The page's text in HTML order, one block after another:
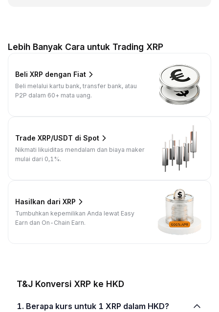
Lebih Banyak Cara untuk Trading XRP
Beli XRP dengan Fiat
Beli melalui kartu bank, transfer bank, atau
P2P dalam 60+ mata uang.
Trade XRP/USDT di Spot
Nikmati likuiditas mendalam dan biaya maker
mulai dari 0,1%.
Hasilkan dari XRP
Tumbuhkan kepemilikan Anda lewat Easy
Earn dan On-Chain Earn.
T&J Konversi XRP ke HKD
1. Berapa kurs untuk 1 XRP dalam HKD?